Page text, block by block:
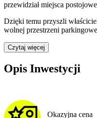
przewidziałmiejsca
Dzięki temu przyszli
wolnej przestrzeni
Czytaj więcej
Opis Inwestycji
Okazyjna cena